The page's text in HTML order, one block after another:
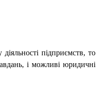
підприємств, то
і можливі юридичні